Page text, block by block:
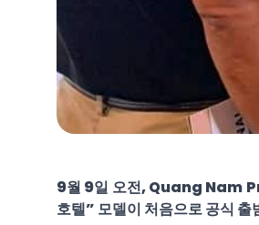
9월 9일 오전, Quang Nam
호텔” 모델이 처음으로 공식 출